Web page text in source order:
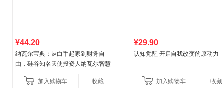
¥44.20
纳瓦尔宝典：从白手起家到财务自
由，硅谷知名天使投资人纳瓦尔智慧
加入购物车
收藏
¥29.90
认知觉醒 开启自我改变的原动力
加入购物车 收藏